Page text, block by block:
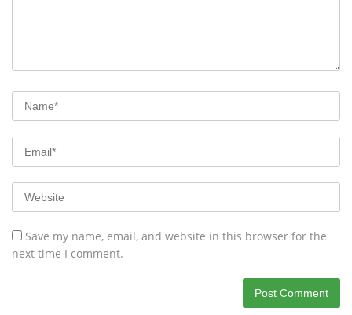
Save my name, email, and website in this browser for the
next time I comment.